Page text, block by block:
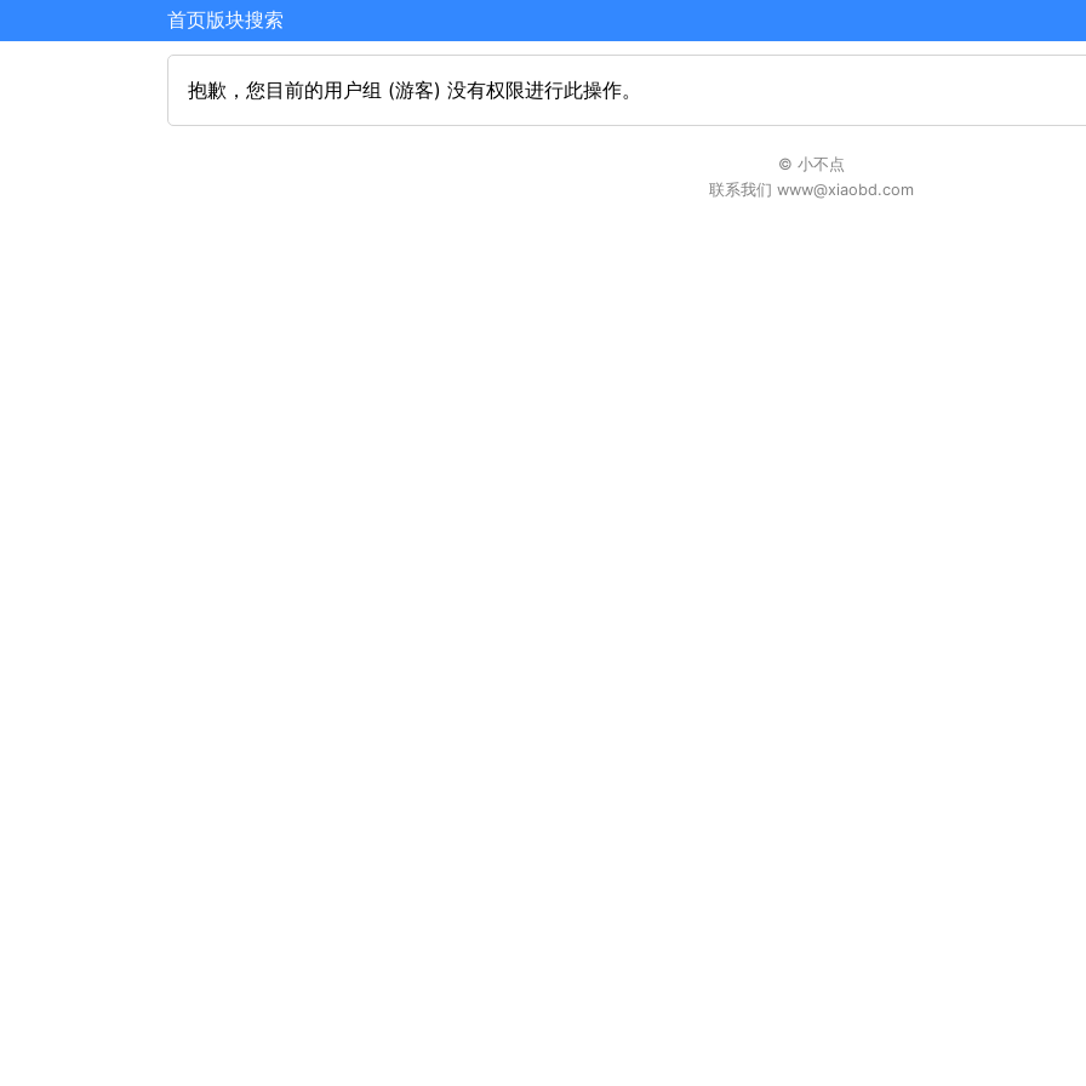
首页版块搜索
抱歉，您目前的用户组 (游客) 没有权限进行此操作。
© 小不点
联系我们 www@xiaobd.com